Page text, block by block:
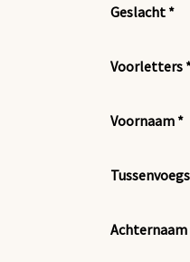
Geslacht *
Voorletters
Voornaam *
Achternaam